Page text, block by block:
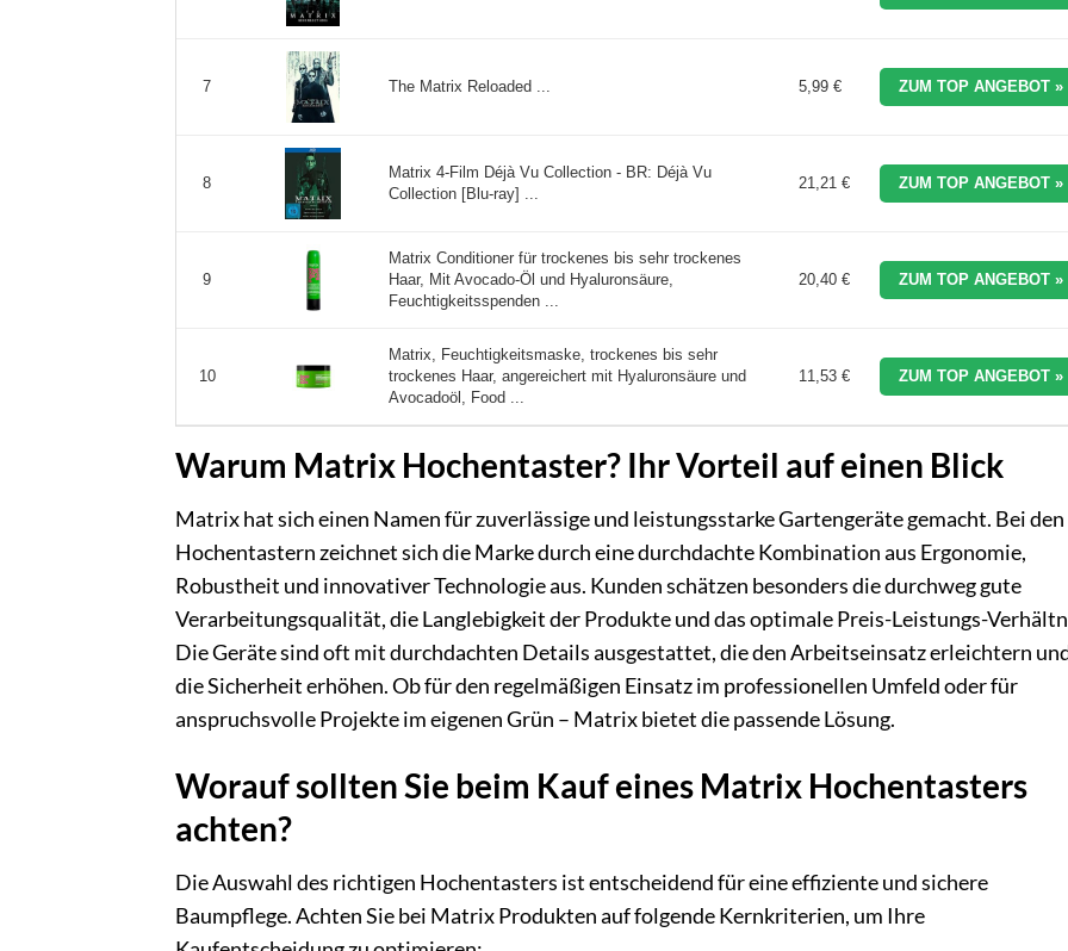
7 The Matrix Reloaded ... 5,99 € ZUM TOP ANGEBOT »
8
Matrix 4-Film Déjà Vu Collection - BR: Déjà Vu
Collection [Blu-ray] ...
21,21 € ZUM TOP ANGEBOT »
9
Matrix Conditioner für trockenes bis sehr trockenes
Haar, Mit Avocado-Öl und Hyaluronsäure,
Feuchtigkeitsspenden ...
20,40 € ZUM TOP ANGEBOT »
10
Matrix, Feuchtigkeitsmaske, trockenes bis sehr
trockenes Haar, angereichert mit Hyaluronsäure und
Avocadoöl, Food ...
11,53 € ZUM TOP ANGEBOT »
Warum Matrix Hochentaster? Ihr Vorteil auf einen Blick
Matrix hat sich einen Namen für zuverlässige und leistungsstarke Gartengeräte gemacht. Bei den
Hochentastern zeichnet sich die Marke durch eine durchdachte Kombination aus Ergonomie,
Robustheit und innovativer Technologie aus. Kunden schätzen besonders die durchweg gute
Verarbeitungsqualität, die Langlebigkeit der Produkte und das optimale Preis-Leistungs-
Die Geräte sind oft mit durchdachten Details ausgestattet, die den Arbeitseinsatz erleichtern
die Sicherheit erhöhen. Ob für den regelmäßigen Einsatz im professionellen Umfeld oder für
anspruchsvolle Projekte im eigenen Grün – Matrix bietet die passende Lösung.
Worauf sollten Sie beim Kauf eines Matrix Hochentasters
achten?
Die Auswahl des richtigen Hochentasters ist entscheidend für eine effiziente und sichere
Baumpflege. Achten Sie bei Matrix Produkten auf folgende Kernkriterien, um Ihre